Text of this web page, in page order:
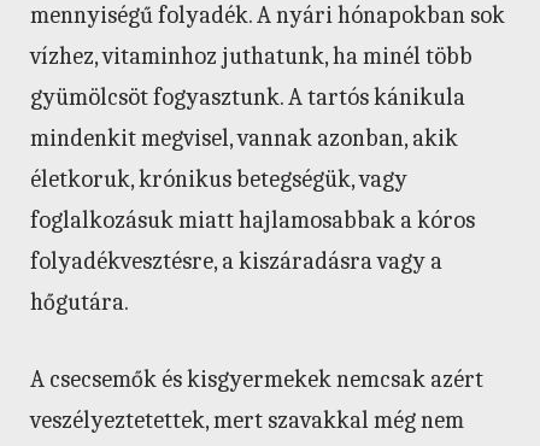
mennyiségű folyadék. A nyári hónapokban sok
vízhez, vitaminhoz juthatunk, ha minél több
gyümölcsöt fogyasztunk. A tartós kánikula
mindenkit megvisel, vannak azonban, akik
életkoruk, krónikus betegségük, vagy
foglalkozásuk miatt hajlamosabbak a kóros
folyadékvesztésre, a kiszáradásra vagy a
hőgutára.
A csecsemők és kisgyermekek nemcsak azért
veszélyeztetettek, mert szavakkal még nem